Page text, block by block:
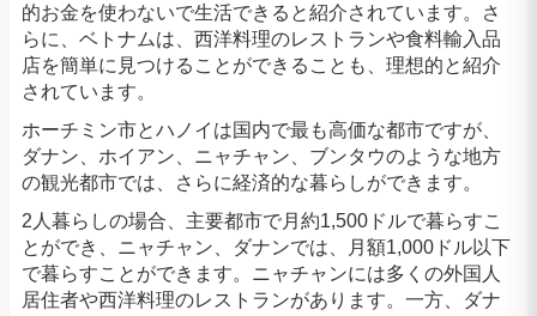
的お金を使わないで生活できると紹介されています。さ
らに、ベトナムは、西洋料理のレストランや食料輸入品
店を簡単に見つけることができることも、理想的と紹介
されています。
ホーチミン市とハノイは国内で最も高価な都市ですが、
ダナン、ホイアン、ニャチャン、ブンタウのような地方
の観光都市では、さらに経済的な暮らしができます。
2人暮らしの場合、主要都市で月約1,500ドルで暮らすこ
とができ、ニャチャン、ダナンでは、月額1,000ドル以下
で暮らすことができます。ニャチャンには多くの外国人
居住者や西洋料理のレストランがあります。一方、ダナ